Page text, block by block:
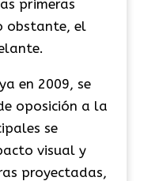
primeras
obstante, el
en 2009, se
oposición a la
se
visual y
proyectadas,